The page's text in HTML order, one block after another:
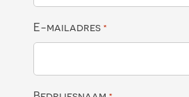
E-mailadres *